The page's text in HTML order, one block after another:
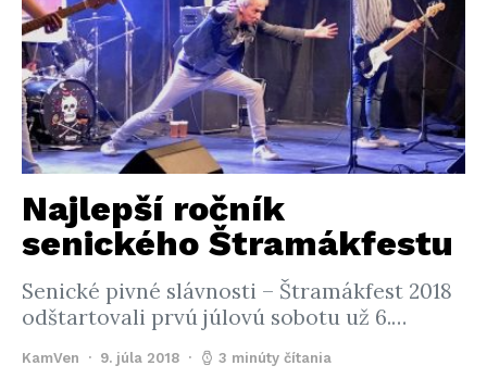
Najlepší ročník
senického Štramákfestu
Senické pivné slávnosti – Štramákfest 2018
odštartovali prvú júlovú sobotu už 6.…
KamVen 9. júla 2018 3 minúty čítania